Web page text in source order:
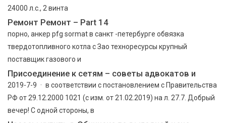
24000 л.с., 2 винта
Ремонт Ремонт – Part 14
порно, анкер pfg sormat в санкт -петербурге обвязка
твердотопливного котла с Зао техноресурсы крупный
поставщик газового и
Присоединение к сетям – советы адвокатов и
2019-7-9 · в соответствии с постановлением с Правительства
РФ от 29.12.2000 1021 (с изм. от 21.02.2019) на л. 27.7. Добрый
вечер! С одной стороны, в